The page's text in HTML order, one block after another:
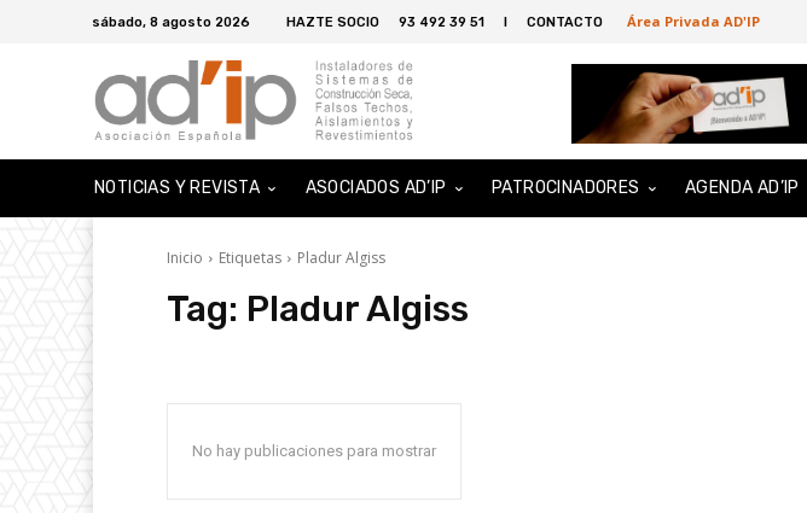
sábado, 8 agosto 2026 HAZTE SOCIO 93 492 39 51 I CONTACTO Área Privada AD'IP
NOTICIAS Y REVISTA ASOCIADOS AD’IP PATROCINADORES AGENDA AD’IP
Inicio Etiquetas Pladur Algiss
Tag: Pladur Algiss
No hay publicaciones para mostrar